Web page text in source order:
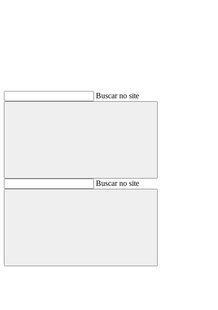
Buscar no site
BuscarBuscar no site
Buscar